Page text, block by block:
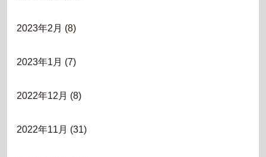
2023年2月 (8)
2023年1月 (7)
2022年12月 (8)
2022年11月 (31)